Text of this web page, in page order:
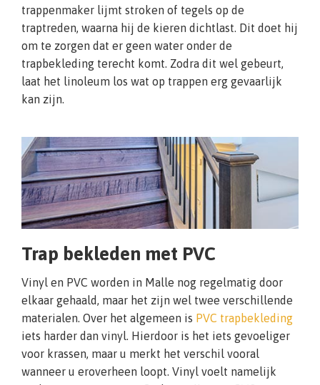
trappenmaker lijmt stroken of tegels op de
traptreden, waarna hij de kieren dichtlast. Dit doet hij
om te zorgen dat er geen water onder de
trapbekleding terecht komt. Zodra dit wel gebeurt,
laat het linoleum los wat op trappen erg gevaarlijk
kan zijn.
Trap bekleden met PVC
Vinyl en PVC worden in Malle nog regelmatig door
elkaar gehaald, maar het zijn wel twee verschillende
materialen. Over het algemeen is PVC trapbekleding
iets harder dan vinyl. Hierdoor is het iets gevoeliger
voor krassen, maar u merkt het verschil vooral
wanneer u eroverheen loopt. Vinyl voelt namelijk